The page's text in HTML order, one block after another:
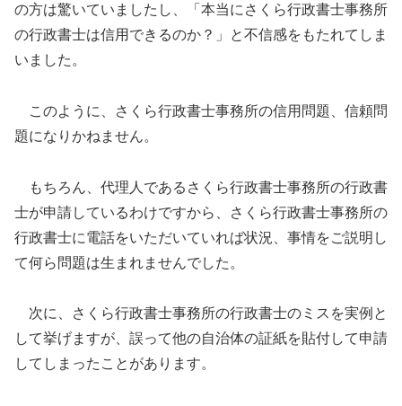
の方は驚いていましたし、「本当にさくら行政書士事務所
の行政書士は信用できるのか？」と不信感をもたれてしま
いました。
このように、さくら行政書士事務所の信用問題、信頼問
題になりかねません。
もちろん、代理人であるさくら行政書士事務所の行政書
士が申請しているわけですから、さくら行政書士事務所の
行政書士に電話をいただいていれば状況、事情をご説明し
て何ら問題は生まれませんでした。
次に、さくら行政書士事務所の行政書士のミスを実例と
して挙げますが、誤って他の自治体の証紙を貼付して申請
してしまったことがあります。